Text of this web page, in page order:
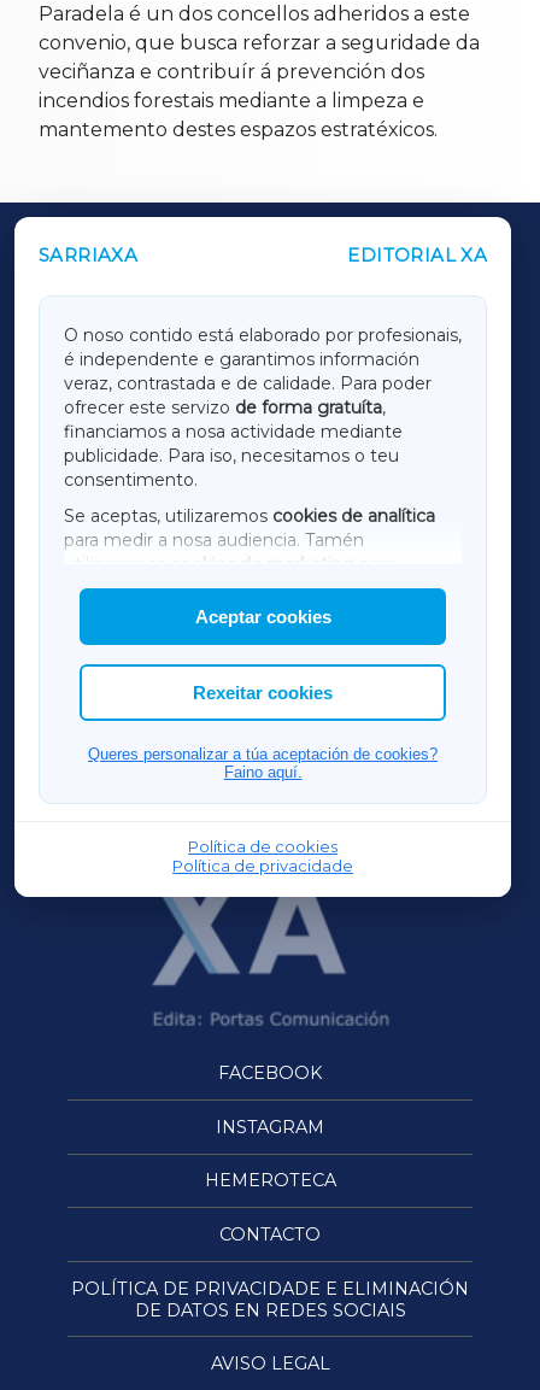
Paradela é un dos concellos adheridos a este
convenio, que busca reforzar a seguridade da
veciñanza e contribuír á prevención dos
incendios forestais mediante a limpeza e
mantemento destes espazos estratéxicos.
SARRIAXA EDITORIAL XA
O noso contido está elaborado por profesionais,
é independente e garantimos información
veraz, contrastada e de calidade. Para poder
ofrecer este servizo de forma gratuíta,
financiamos a nosa actividade mediante
publicidade. Para iso, necesitamos o teu
consentimento.
Se aceptas, utilizaremos cookies de analítica
para medir a nosa audiencia. Tamén
utilizaremos
cookies de marketing
mostrar publicidade de terceiros.
Así mesmo, podes personalizar a elección das
cookies que desexas permitir.
Aceptar cookies
Rexeitar cookies
Queres personalizar a túa aceptación de cookies?
Faino aquí.
Política de cookies
Política de privacidade
OUTROS PERIÓDICOS
LUGOXA
TERRACHAXA
AMARIÑAXA
RIBEIRASACRAXA
ACORUÑAXA
FERROLXA
OURENSEXA
FACEBOOK
INSTAGRAM
HEMEROTECA
CONTACTO
POLÍTICA DE PRIVACIDADE E ELIMINACIÓN
DE DATOS EN REDES SOCIAIS
AVISO LEGAL